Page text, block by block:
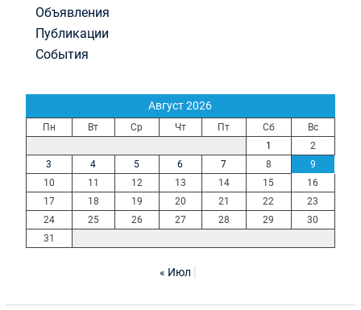
Объявления
Публикации
События
Август 2026
Пн Вт Ср Чт Пт Сб
Вс
1
2
3
4 5 6 7 8
9
10
11 12 13 14 15
16
17
18 19 20 21 22
23
24
25 26 27 28 29
30
31
« Июл